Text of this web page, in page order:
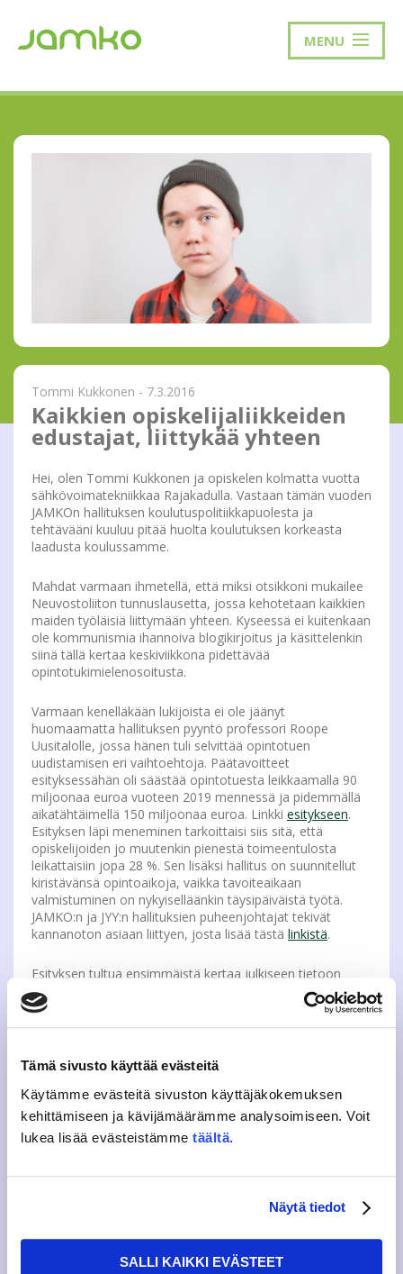
Tämä sivusto käyttää evästeitä
Käytämme evästeitä sivuston käyttäjäkokemuksen
kehittämiseen ja kävijämäärämme analysoimiseen. Voit
lukea lisää evästeistämme täältä.
Näytä tiedot
SALLI KAIKKI EVÄSTEET
MENU
Tommi Kukkonen - 7.3.2016
Kaikkien opiskelijaliikkeiden
edustajat, liittykää yhteen
Hei, olen Tommi Kukkonen ja opiskelen kolmatta vuotta
sähkövoimatekniikkaa Rajakadulla. Vastaan tämän vuoden
JAMKOn hallituksen koulutuspolitiikkapuolesta ja
tehtävääni kuuluu pitää huolta koulutuksen korkeasta
laadusta koulussamme.
Mahdat varmaan ihmetellä, että miksi otsikkoni mukailee
Neuvostoliiton tunnuslausetta, jossa kehotetaan kaikkien
maiden työläisiä liittymään yhteen. Kyseessä ei kuitenkaan
ole kommunismia ihannoiva blogikirjoitus ja käsittelenkin
siinä tällä kertaa keskiviikkona pidettävää
opintotukimielenosoitusta.
Varmaan kenelläkään lukijoista ei ole jäänyt
huomaamatta hallituksen pyyntö professori Roope
Uusitalolle, jossa hänen tuli selvittää opintotuen
uudistamisen eri vaihtoehtoja. Päätavoitteet
esityksessähän oli säästää opintotuesta leikkaamalla 90
miljoonaa euroa vuoteen 2019 mennessä ja pidemmällä
aikatähtäimellä 150 miljoonaa euroa. Linkki esitykseen.
Esityksen läpi meneminen tarkoittaisi siis sitä, että
opiskelijoiden jo muutenkin pienestä toimeentulosta
leikattaisiin jopa 28 %. Sen lisäksi hallitus on suunnitellut
kiristävänsä opintoaikoja, vaikka tavoiteaikaan
valmistuminen on nykyiselläänkin täysipäiväistä työtä.
JAMKO:n ja JYY:n hallituksien puheenjohtajat tekivät
kannanoton asiaan liittyen, josta lisää tästä linkistä.
Esityksen tultua ensimmäistä kertaa julkiseen tietoon
aiheutti se suuren huomion opiskelijakentällä. Niin
opiskelijakunnat kuin ylioppilaskunnat ympäri Suomea –
mukaan lukien myös allekirjoittanut – ovat tuominneet
toteutuessa suomalainen koulutus ei olisi enää tasa-
arvoista ja koulutuksen laatu kärsisi.
Esitykset ovat johtaneet siihen, että me opiskelijat
olemme saaneet tarpeeksemme huonosta kohtelusta ja
koulutukseen kannustaminen aiheuttaa epävarmuutta
nykyisen taloudellisen tilanteen takia. Samalla koulutuksen
laatu kärsii, kun potentiaaliset hakijat eivät uskalla hakea
kouluun velkakierteen pelon takia. Lisäksi
opintotukikuukausien vähentäminen vie omalta osaltaan